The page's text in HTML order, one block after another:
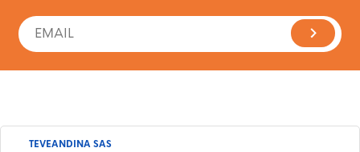
TEVEANDINA SAS